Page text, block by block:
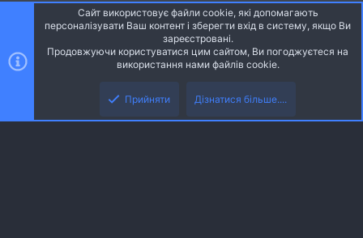
Ніч
Українська (UA)
S
Community platform by XenForo® © 2010-2026 XenForo Ltd.
Community platform by XenForo © 2010-2022 XenForo Ltd. | dev: Pages
Сайт використовує файли cookie, які допомагають
персоналізувати Ваш контент і зберегти вхід в систему, якщо Ви
зареєстровані.
Продовжуючи користуватися цим сайтом, Ви погоджуєтеся на
використання нами файлів cookie.
Прийняти Дізнатися більше....